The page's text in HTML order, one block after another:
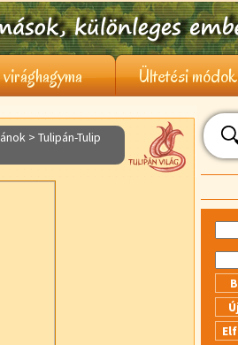
Ültetési módok
> Tulipán-Tulip